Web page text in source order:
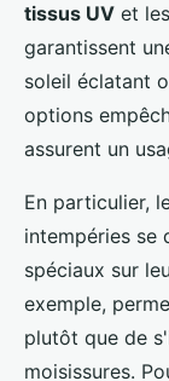
tissus UV et les
garantissent
soleil éclatant
options
assurent un
En particulier,
intempéries se
spéciaux sur
exemple,
plutôt que de
moisissures.